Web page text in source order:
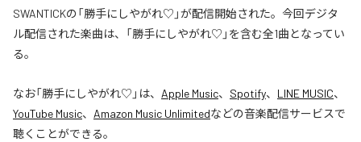
SWANTICKの「勝手にしやがれ♡」が配信開始された。今回デジタ
ル配信された楽曲は、「勝手にしやがれ♡」を含む全1曲となってい
る。
なお「勝手にしやがれ♡ 」は、 Apple Music、 Spotify、 LINE MUSIC、
YouTube Music、 Amazon Music Unlimitedなどの音楽配信サービスで
聴くことができる。